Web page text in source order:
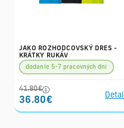
JAKO ROZHODCOVSKÝ DRES -
KRÁTKY RUKÁV
dodanie 5-7 pracovných dní
41.80€
36.80€
Detail